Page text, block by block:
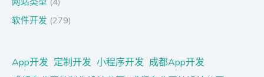
软件开发 (279)
App开发 定制开发 小程序开发 成都App开发